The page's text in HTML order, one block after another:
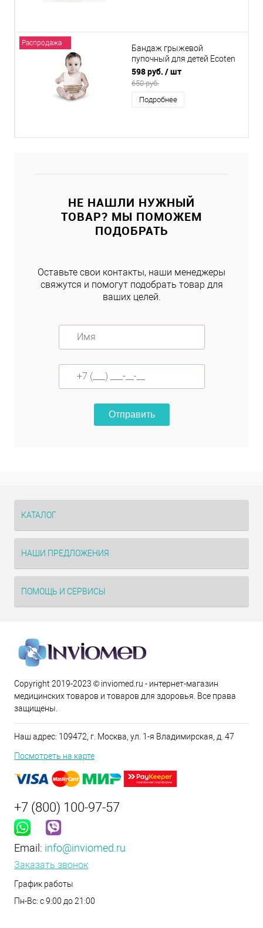
Распродажа
Бандаж грыжевой
пупочный для детей Ecoten
TI-620
598 руб. / шт
650 руб.
Подробнее
НЕ НАШЛИ НУЖНЫЙ
ТОВАР? МЫ ПОМОЖЕМ
ПОДОБРАТЬ
Оставьте свои контакты, наши менеджеры
свяжутся и помогут подобрать товар для
ваших целей.
Отправить
КАТАЛОГ
НАШИ ПРЕДЛОЖЕНИЯ
ПОМОЩЬ И СЕРВИСЫ
Copyright 2019-2023 © inviomed.ru - интернет-магазин
медицинских товаров и товаров для здоровья. Все права
защищены.
Наш адрес: 109472, г. Москва, ул. 1-я Владимирская, д. 47
Посмотреть на карте
+7 (800) 100-97-57
Email: info@inviomed.ru
Заказать звонок
График работы
Пн-Вс: с 9:00 до 21:00